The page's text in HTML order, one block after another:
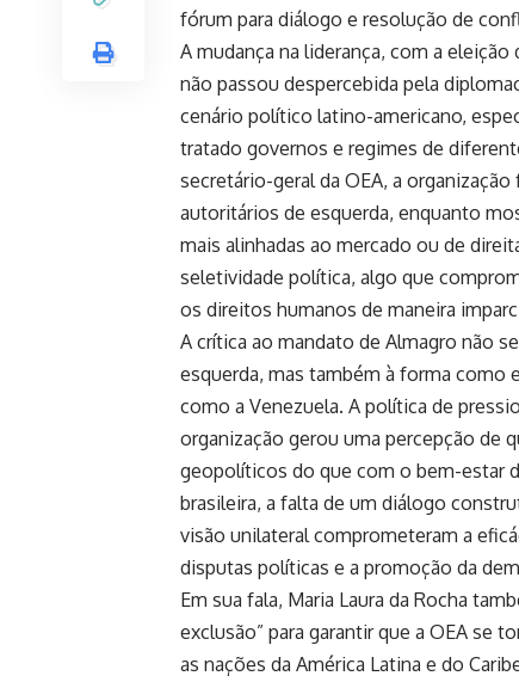
fórum para diálogo e resolução de
A mudança na liderança, com a
não passou despercebida pela
cenário político latino-americano,
tratado governos e regimes de
secretário-geral da OEA, a
autoritários de esquerda, enquanto
mais alinhadas ao mercado ou de
seletividade política, algo que
os direitos humanos de maneira
A crítica ao mandato de Almagro não
esquerda, mas também à forma como
como a Venezuela. A política de
organização gerou uma percepção de
geopolíticos do que com o bem-estar
brasileira, a falta de um diálogo
visão unilateral comprometeram a
disputas políticas e a promoção da
Em sua fala, Maria Laura da Rocha
exclusão” para garantir que a OEA se
as nações da América Latina e do